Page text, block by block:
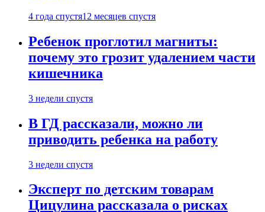
4 года спустя12 месяцев спустя
Ребенок проглотил магниты:
почему это грозит удалением части
кишечника
3 недели спустя
В ГД рассказали, можно ли
приводить ребенка на работу
3 недели спустя
Эксперт по детским товарам
Цицулина рассказала о рисках